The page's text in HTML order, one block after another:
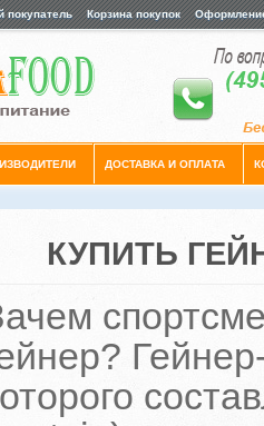
покупатель Корзина покупок
ДОСТАВКА И ОПЛАТА
КУПИТЬ